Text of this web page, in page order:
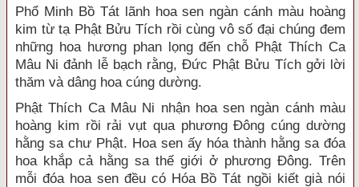
Phổ Minh Bồ Tát lãnh hoa sen ngàn cánh màu hoàng
kim từ tạ Phật Bửu Tích rồi cùng vô số đại chúng đem
những hoa hương phan lọng đến chỗ Phật Thích Ca
Mâu Ni đảnh lễ bạch rằng, Đức Phật Bửu Tích gởi lời
thăm và dâng hoa cúng dường.
Phật Thích Ca Mâu Ni nhận hoa sen ngàn cánh màu
hoàng kim rồi rải vụt qua phương Đông cúng dường
hằng sa chư Phật. Hoa sen ấy hóa thành hằng sa đóa
hoa khắp cả hằng sa thế giới ở phương Đông. Trên
mỗi đóa hoa sen đều có Hóa Bồ Tát ngồi kiết già nói